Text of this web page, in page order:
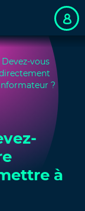
vous
?
à